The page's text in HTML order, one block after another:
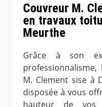
Couvreur M.
en travaux
Meurthe
Grâce à son
M. Clement sise à
disposée à vous
hauteur de vos